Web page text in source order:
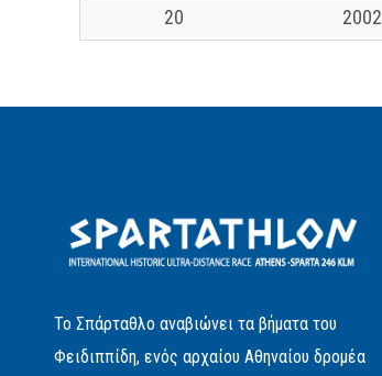
20 2002
Το Σπάρταθλο αναβιώνει τα βήματα του
Φειδιππίδη, ενός αρχαίου Αθηναίου δρομέα